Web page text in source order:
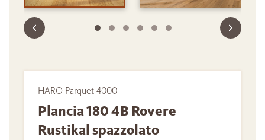
HARO Parquet 4000
Plancia 180 4B Rovere
Rustikal spazzolato